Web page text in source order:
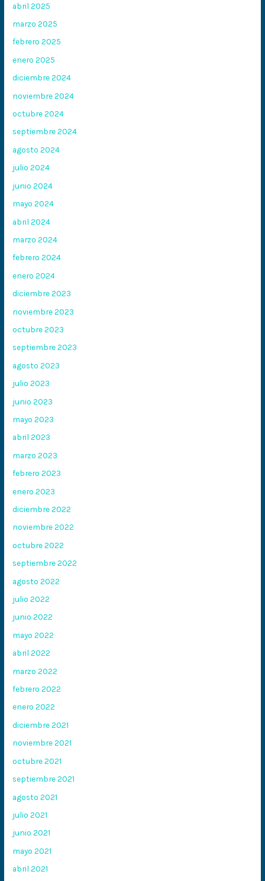
abril 2025
marzo 2025
febrero 2025
enero 2025
diciembre 2024
noviembre 2024
octubre 2024
septiembre 2024
agosto 2024
julio 2024
junio 2024
mayo 2024
abril 2024
marzo 2024
febrero 2024
enero 2024
diciembre 2023
noviembre 2023
octubre 2023
septiembre 2023
agosto 2023
julio 2023
junio 2023
mayo 2023
abril 2023
marzo 2023
febrero 2023
enero 2023
diciembre 2022
noviembre 2022
octubre 2022
septiembre 2022
agosto 2022
julio 2022
junio 2022
mayo 2022
abril 2022
marzo 2022
febrero 2022
enero 2022
diciembre 2021
noviembre 2021
octubre 2021
septiembre 2021
agosto 2021
julio 2021
junio 2021
mayo 2021
abril 2021